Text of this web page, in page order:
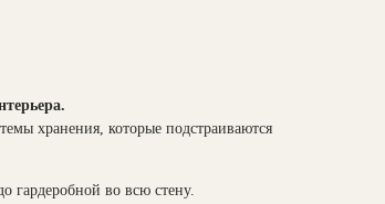
хранения, которые подстраиваются
гардеробной во всю стену.